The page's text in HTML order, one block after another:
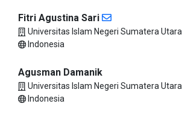
Fitri Agustina Sari
Universitas Islam Negeri Sumatera Utara
Indonesia
Agusman Damanik
Universitas Islam Negeri Sumatera Utara
Indonesia